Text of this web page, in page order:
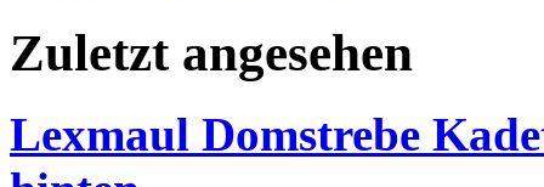
Zuletzt angesehen
Lexmaul Domstrebe